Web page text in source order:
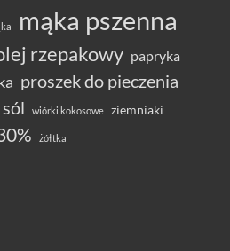
mąka pszenna
rzepakowy papryka
proszek do pieczenia
sól wiórki kokosowe ziemniaki
żółtka